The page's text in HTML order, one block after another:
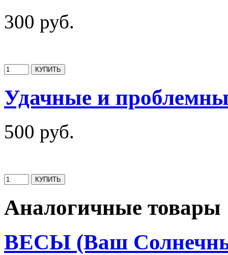
300 руб.
Удачные и
500 руб.
Аналогичные товары
ВЕСЫ (Ваш